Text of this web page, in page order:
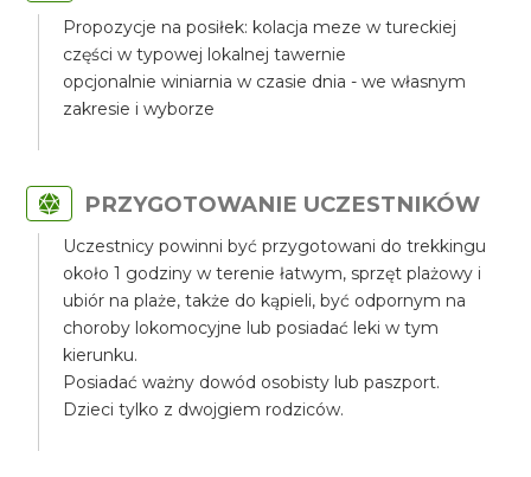
Propozycje na posiłek: kolacja meze w tureckiej
części w typowej lokalnej tawernie
opcjonalnie winiarnia w czasie dnia - we własnym
zakresie i wyborze
PRZYGOTOWANIE UCZESTNIKÓW
Uczestnicy powinni być przygotowani do trekkingu
około 1 godziny w terenie łatwym, sprzęt plażowy i
ubiór na plaże, także do kąpieli, być odpornym na
choroby lokomocyjne lub posiadać leki w tym
kierunku.
Posiadać ważny dowód osobisty lub paszport.
Dzieci tylko z dwojgiem rodziców.